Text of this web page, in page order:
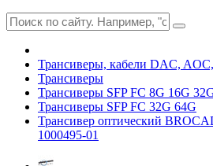
Трансиверы, кабели DAC,
Трансиверы
Трансиверы SFP FC 8G 16G
Трансиверы SFP FC 32G 64G
Трансивер оптический
1000495-01